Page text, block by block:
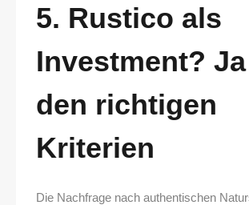
5. Rustico als
Investment?
den richtigen
Kriterien
Die Nachfrage nach authentischen